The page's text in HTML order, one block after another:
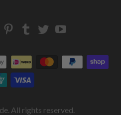
Strapcode
Strapcode
Pinterest
Strapcode
Tumblr
Strapcode
TwitterYouTube
. All rights reserved.